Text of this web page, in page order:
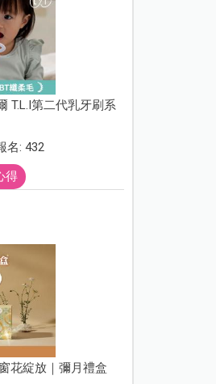
T.L.I第二代乳牙刷系
名: 432
得
花綻放｜彌月禮盒